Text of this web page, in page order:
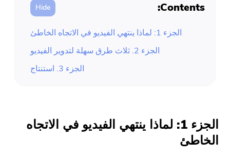
Contents:
الجزء 1: لماذا ينتهي الفيديو في الاتجاه الخاطئ
الجزء 2. ثلاث طرق سهلة لتدوير الفيديو
الجزء 3. استنتاج
الجزء 1: لماذا ينتهي الفيديو في الاتجاه
الخاطئ